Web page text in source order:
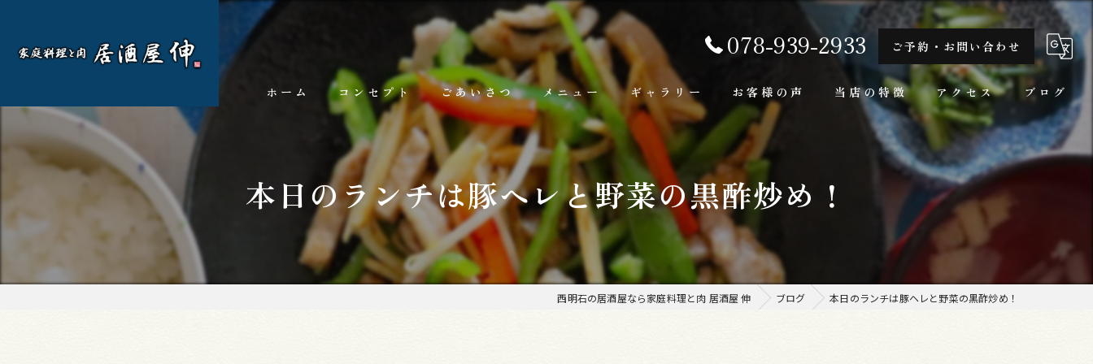
078-939-2933 ご予約・お問い合わせ
ホーム コンセプト ごあいさつ メニュー
ランチ
お料理
お飲み物
ギャラリー お客様の声 当店の特徴
隠れ家
ランチ
アクセス ブログ
本日のランチは豚ヘレと野菜の黒酢炒め！
西明石の居酒屋なら家庭料理と肉 居酒屋 伸 ブログ 本日のランチは豚ヘレと野菜の黒酢炒め！